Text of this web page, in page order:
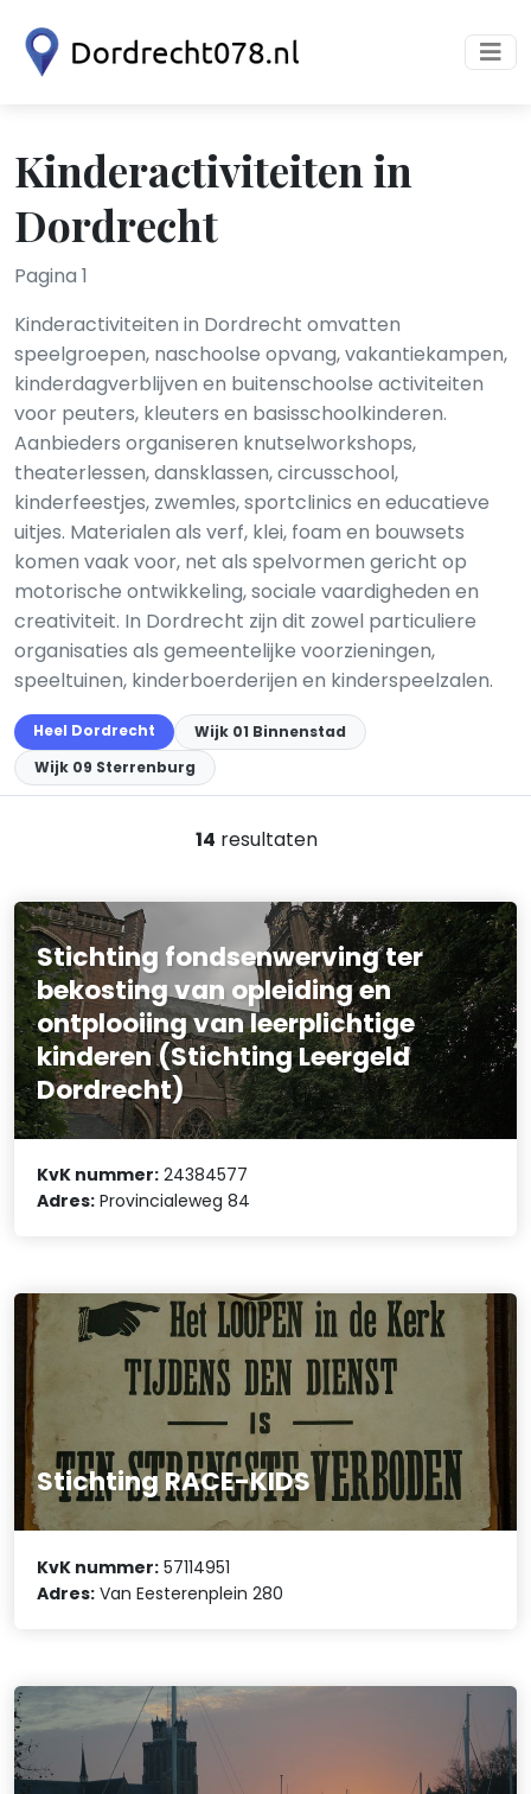
Kinderactiviteiten in
Dordrecht
Pagina 1
Kinderactiviteiten in Dordrecht omvatten
speelgroepen, naschoolse opvang, vakantiekampen,
kinderdagverblijven en buitenschoolse activiteiten
voor peuters, kleuters en basisschoolkinderen.
Aanbieders organiseren knutselworkshops,
theaterlessen, dansklassen, circusschool,
kinderfeestjes, zwemles, sportclinics en educatieve
uitjes. Materialen als verf, klei, foam en bouwsets
komen vaak voor, net als spelvormen gericht op
motorische ontwikkeling, sociale vaardigheden en
creativiteit. In Dordrecht zijn dit zowel particuliere
organisaties als gemeentelijke voorzieningen,
speeltuinen, kinderboerderijen en kinderspeelzalen.
Heel Dordrecht
Wijk 01 Binnenstad
Wijk 09 Sterrenburg
14 resultaten
Stichting fondsenwerving ter
bekosting van opleiding en
ontplooiing van leerplichtige
kinderen (Stichting Leergeld
Dordrecht)
KvK nummer: 24384577
Adres: Provincialeweg 84
Stichting RACE-KIDS
KvK nummer: 57114951
Adres: Van Eesterenplein 280